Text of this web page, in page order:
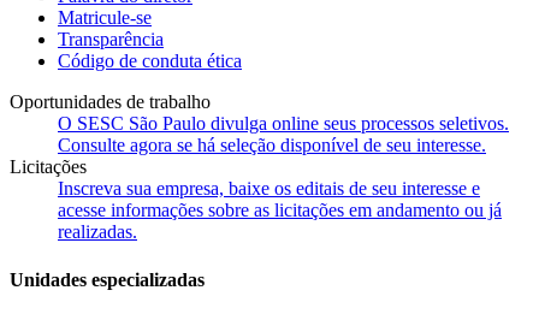
Matricule-se
Transparência
Código de conduta ética
Oportunidades de trabalho
O SESC São Paulo divulga online seus processos seletivos.
Consulte agora se há seleção disponível de seu interesse.
Licitações
Inscreva sua empresa, baixe os editais de seu interesse e
acesse informações sobre as licitações em andamento ou já
realizadas.
Unidades especializadas